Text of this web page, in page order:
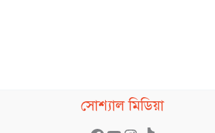
সোশ্যাল মিডিয়া
Facebook
YouTube
Instagram
TikTok